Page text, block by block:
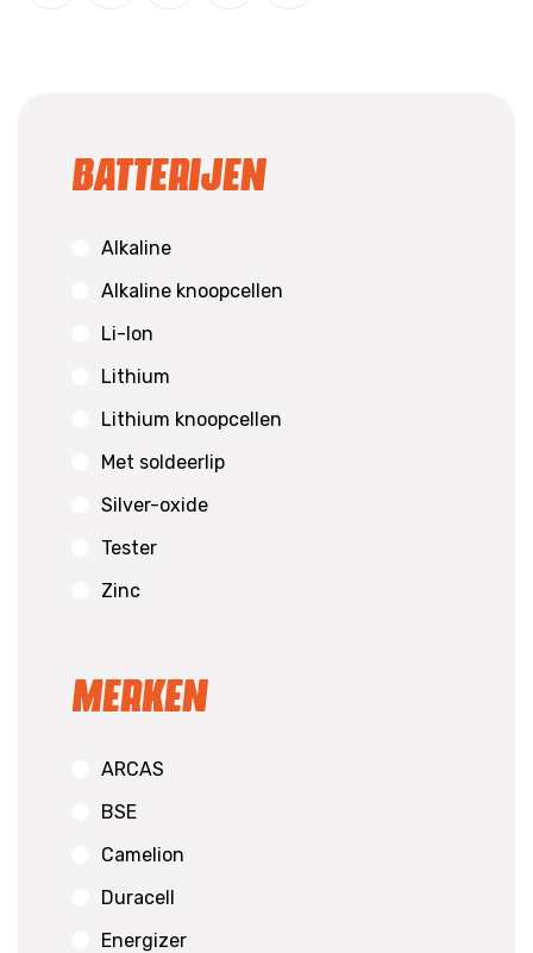
Batterijen
Alkaline
Alkaline knoopcellen
Li-Ion
Lithium
Lithium knoopcellen
Met soldeerlip
Silver-oxide
Tester
Zinc
Merken
ARCAS
BSE
Camelion
Duracell
Energizer